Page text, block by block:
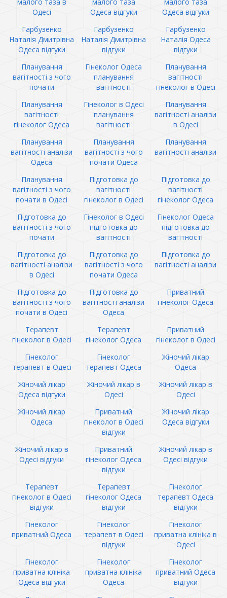
Одесі
Одеса відгуки
Одеса відгуки
Гарбузенко
Наталія Дмитрівна
Одеса відгуки
Гарбузенко
Наталія Дмитрівна
відгуки
Гарбузенко
Наталія Одеса
відгуки
Планування
вагітності з чого
почати
Гінеколог Одеса
планування
вагітності
Планування
вагітності
гінеколог в Одесі
Планування
вагітності
гінеколог Одеса
Гінеколог в Одесі
планування
вагітності
Планування
вагітності аналізи
в Одесі
Планування
вагітності аналізи
Одеса
Планування
вагітності з чого
почати Одеса
Планування
вагітності аналізи
Планування
вагітності з чого
почати в Одесі
Підготовка до
вагітності
гінеколог в Одесі
Підготовка до
вагітності
гінеколог Одеса
Підготовка до
вагітності з чого
почати
Гінеколог в Одесі
підготовка до
вагітності
Гінеколог Одеса
підготовка до
вагітності
Підготовка до
вагітності аналізи
в Одесі
Підготовка до
вагітності з чого
почати Одеса
Підготовка до
вагітності аналізи
Підготовка до
вагітності з чого
почати в Одесі
Підготовка до
вагітності аналізи
Одеса
Приватний
гінеколог Одеса
Терапевт
гінеколог в Одесі
Терапевт
гінеколог Одеса
Приватний
гінеколог в Одесі
Гінеколог
терапевт в Одесі
Гінеколог
терапевт Одеса
Жіночий лікар
Одеса
Жіночий лікар
Одеса відгуки
Жіночий лікар в
Одесі
Жіночий лікар в
Одесі
Жіночий лікар
Одеса
Приватний
гінеколог в Одесі
відгуки
Жіночий лікар
Одеса відгуки
Жіночий лікар в
Одесі відгуки
Приватний
гінеколог Одеса
відгуки
Жіночий лікар в
Одесі відгуки
Терапевт
гінеколог в Одесі
відгуки
Терапевт
гінеколог Одеса
відгуки
Гінеколог
терапевт Одеса
відгуки
Гінеколог
приватний Одеса
Гінеколог
терапевт в Одесі
відгуки
Гінеколог
приватна клініка в
Одесі
Гінеколог
приватна клініка
Одеса відгуки
Гінеколог
приватна клініка
Одеса
Гінеколог
приватний Одеса
відгуки